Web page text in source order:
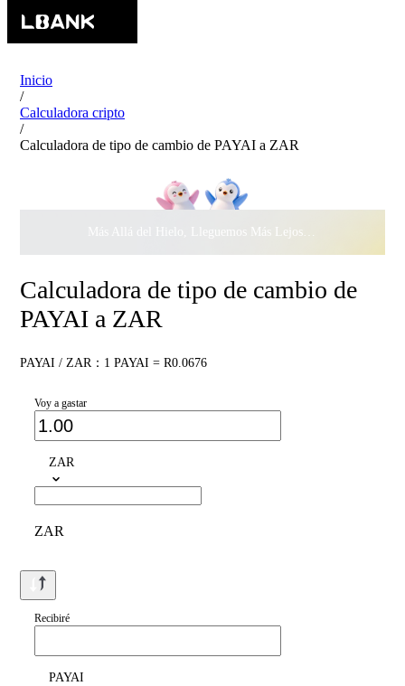
Inicio
/
Calculadora cripto
/
Calculadora de tipo de cambio de PAYAI a ZAR
Más Allá del Hielo, Lleguemos Más Lejos Juntos ·
Calculadora de tipo de cambio de
PAYAI a ZAR
PAYAI / ZAR：1 PAYAI = R0.0676
Voy a gastar
ZAR
ZAR
Recibiré
PAYAI